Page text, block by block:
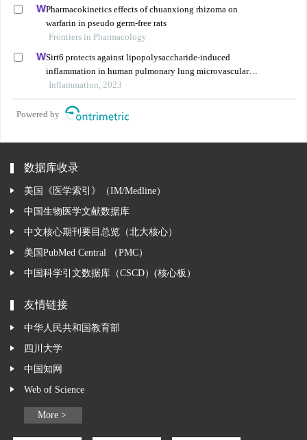
Pharmacokinetics effects of chuanxiong rhizoma on
warfarin in pseudo germ-free rats
Frontiers in Pharmacology
Sirt6 protects against lipopolysaccharide-induced
inflammation in human pulmonary lung microvascular
endothelial cells
Inflammation, 2023
Powered by
数据库收录
美国《医学索引》（IM/Medline）
中国生物医学文献数据库
中文核心期刊要目总览（北大核心）
美国PubMed Central （PMC）
中国科学引文数据库（CSCD）(核心板）
友情链接
中华人民共和国教育部
四川大学
中国知网
Web of Science
More >